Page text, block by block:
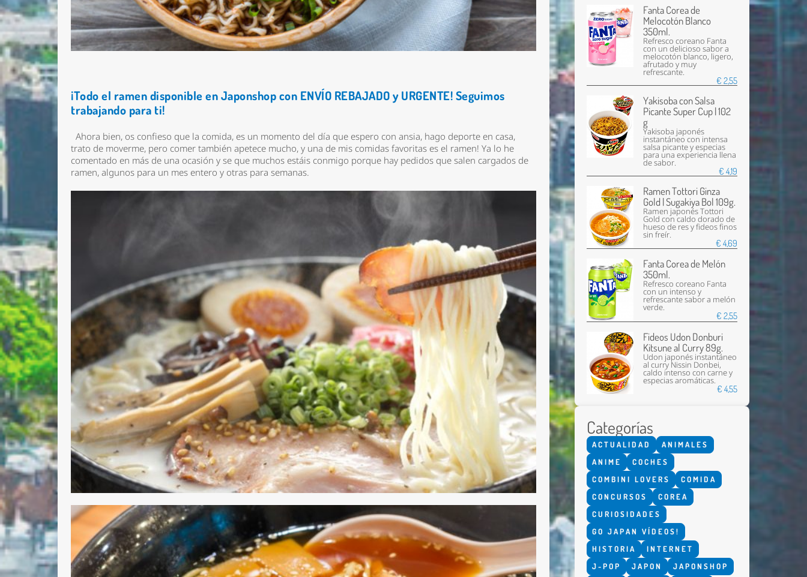
¡Todo el ramen disponible en Japonshop con ENVÍO REBAJADO y URGENTE! Seguimos
trabajando para ti!
Ahora bien, os confieso que la comida, es un momento del día que espero con ansia, hago deporte en casa,
trato de moverme, pero comer también apetece mucho, y una de mis comidas favoritas es el ramen!Ya lo he
comentado en más de una ocasión y se que muchos estáis conmigo porque hay pedidos que salen cargados de
ramen, algunos para un mes entero y otras para semanas.
Fanta Corea de
Melocotón Blanco
350ml.
Refresco coreano Fanta
con un delicioso sabor a
melocotón blanco, ligero,
afrutado y muy
refrescante.
€ 2,55
Yakisoba con Salsa
Picante Super Cup | 102
g
Yakisoba japonés
instantáneo con intensa
salsa picante y especias
para una experiencia llena
de sabor.
€ 4,19
Ramen Tottori Ginza
Gold | Sugakiya Bol 109g.
Ramen japonés Tottori
Gold con caldo dorado de
hueso de res y fideos finos
sin freír.
€ 4,69
Fanta Corea de Melón
350ml.
Refresco coreano Fanta
con un intenso y
refrescante sabor a melón
verde.
€ 2,55
Fideos Udon Donburi
Kitsune al Curry 89g.
Udon japonés instantáneo
al curry Nissin Donbei,
caldo intenso con carne y
especias aromáticas.
€ 4,55
Categorías
ACTUALIDAD
ANIMALES
ANIME
COCHES
COMBINI LOVERS
COMIDA
CONCURSOS
COREA
CURIOSIDADES
GO JAPAN VÍDEOS!
HISTORIA
INTERNET
J-POP
JAPON
JAPONSHOP
Email *
Comentario *
Enviar